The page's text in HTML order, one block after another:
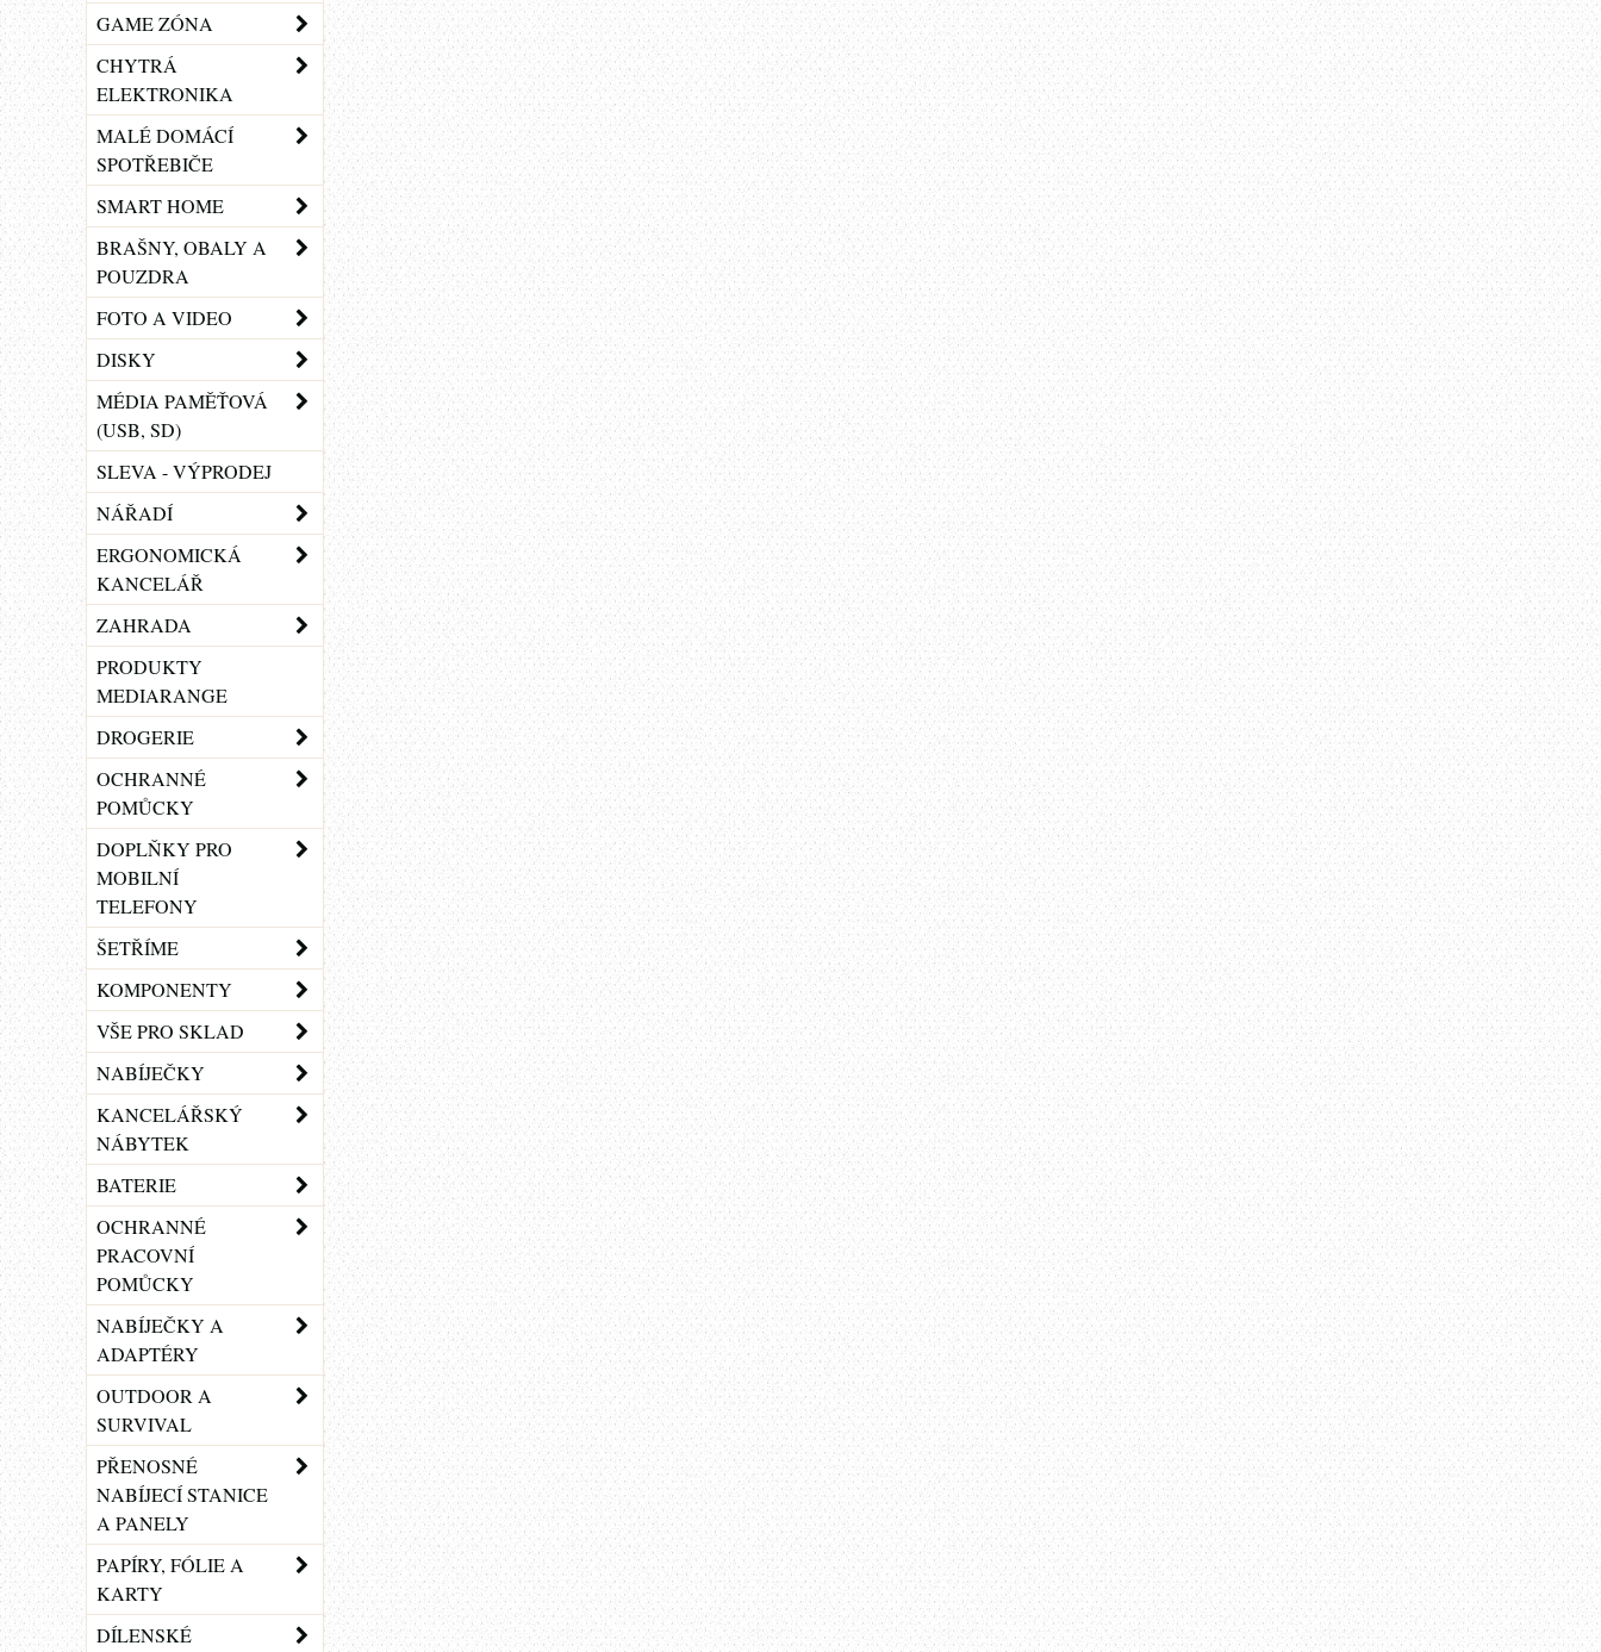
GAME ZÓNA
CHYTRÁ
ELEKTRONIKA
MALÉ DOMÁCÍ
SPOTŘEBIČE
SMART HOME
BRAŠNY, OBALY A
POUZDRA
FOTO A VIDEO
DISKY
MÉDIA PAMĚŤOVÁ
(USB, SD)
SLEVA - VÝPRODEJ
NÁŘADÍ
ERGONOMICKÁ
KANCELÁŘ
ZAHRADA
PRODUKTY
MEDIARANGE
DROGERIE
OCHRANNÉ
POMŮCKY
DOPLŇKY PRO
MOBILNÍ
TELEFONY
ŠETŘÍME
KOMPONENTY
VŠE PRO SKLAD
NABÍJEČKY
KANCELÁŘSKÝ
NÁBYTEK
BATERIE
OCHRANNÉ
PRACOVNÍ
POMŮCKY
NABÍJEČKY A
ADAPTÉRY
OUTDOOR A
SURVIVAL
PŘENOSNÉ
NABÍJECÍ STANICE
A PANELY
PAPÍRY, FÓLIE A
KARTY
DÍLENSKÉ